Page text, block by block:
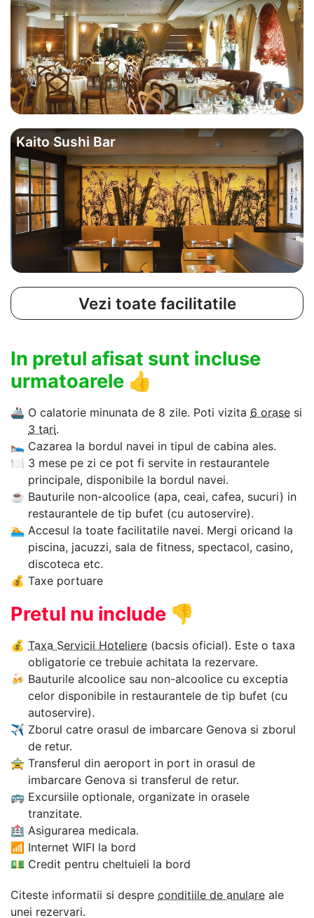
Kaito Sushi Bar
Vezi toate facilitatile
In pretul afisat sunt incluse
urmatoarele 👍
🚢 O calatorie minunata de 8 zile. Poti vizita 6 orase si
3 tari.
🛌 Cazarea la bordul navei in tipul de cabina ales.
🍽 3 mese pe zi ce pot fi servite in restaurantele
principale, disponibile la bordul navei.
☕ Bauturile non-alcoolice (apa, ceai, cafea, sucuri) in
restaurantele de tip bufet (cu autoservire).
🏊‍ Accesul la toate facilitatile navei. Mergi oricand la
piscina, jacuzzi, sala de fitness, spectacol, casino,
discoteca etc.
💰 Taxe portuare
Pretul nu include 👎
💰 Taxa Servicii Hoteliere (bacsis oficial). Este o taxa
obligatorie ce trebuie achitata la rezervare.
🍻 Bauturile alcoolice sau non-alcoolice cu exceptia
celor disponibile in restaurantele de tip bufet (cu
autoservire).
✈ Zborul catre orasul de imbarcare Genova si zborul
de retur.
🚖 Transferul din aeroport in port in orasul de
imbarcare Genova si transferul de retur.
🚌 Excursiile optionale, organizate in orasele
tranzitate.
🏥 Asigurarea medicala.
📶 Internet WIFI la bord
💵 Credit pentru cheltuieli la bord
Citeste informatii si despre conditiile de anulare ale
unei rezervari.